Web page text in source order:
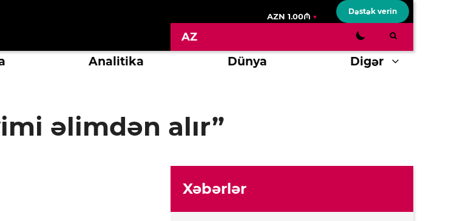
AZN 1.00₼
Dəstək verin
AZ
Analitika Dünya Digər
əlimdən alır”
Xəbərlər